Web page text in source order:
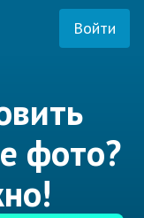
Войти
фото?